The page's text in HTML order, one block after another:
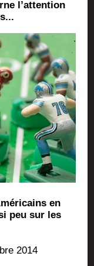
l’attention
en
peu sur les
2014